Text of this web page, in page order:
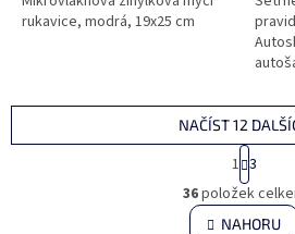
rukavice, modrá, 19x25 cm
O
v
l
NAČÍST 12
S
t
r
á
n
1 3
36položek
NAHORU